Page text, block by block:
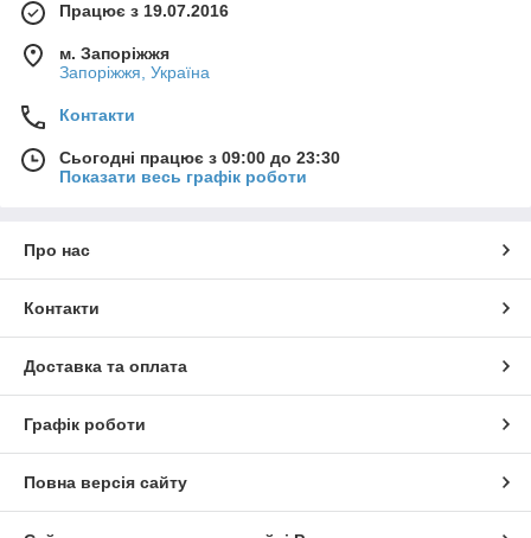
Працює з 19.07.2016
м. Запоріжжя
Запоріжжя, Україна
Контакти
Сьогодні працює з 09:00 до 23:30
Показати весь графік роботи
Про нас
Контакти
Доставка та оплата
Графік роботи
Повна версія сайту